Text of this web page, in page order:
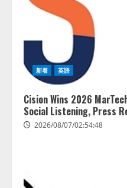
レア
推薦
務系
新着 英語
Cision Wins 2026
Social Listening, Press
2026/08/07/02:54:48